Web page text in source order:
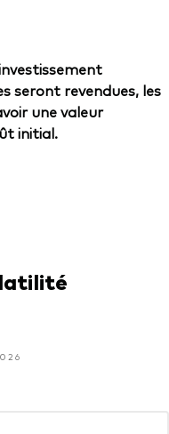
seront revendues, les
une valeur
initial.